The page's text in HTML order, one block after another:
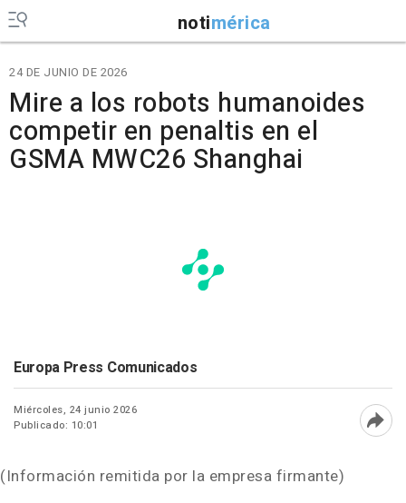
notimérica
24 DE JUNIO DE 2026
Mire a los robots humanoides
competir en penaltis en el
GSMA MWC26 Shanghai
Europa Press Comunicados
Miércoles, 24 junio 2026
Publicado: 10:01
(Información remitida por la empresa firmante)